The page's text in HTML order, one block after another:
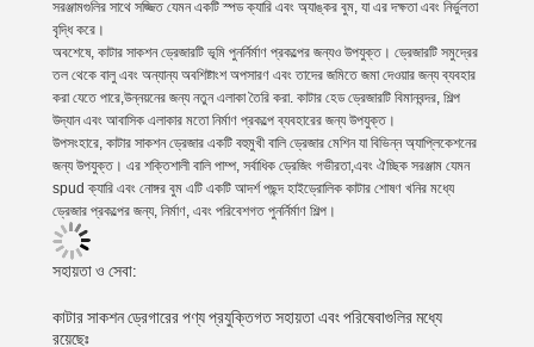
সরঞ্জামগুলির সাথে সজ্জিত যেমন একটি স্পড ক্যারি এবং অ্যাঙ্কর বুম, যা এর দক্ষতা এবং নির্ভুলতা
বৃদ্ধি করে।
অবশেষে, কাটার সাকশন ড্রেজারটি ভূমি পুনর্নির্মাণ প্রকল্পের জন্যও উপযুক্ত। ড্রেজারটি সমুদ্রের
তল থেকে বালু এবং অন্যান্য অবশিষ্টাংশ অপসারণ এবং তাদের জমিতে জমা দেওয়ার জন্য ব্যবহার
করা যেতে পারে,উন্নয়নের জন্য নতুন এলাকা তৈরি করা. কাটার হেড ড্রেজারটি বিমানবন্দর, শিল্প
উদ্যান এবং আবাসিক এলাকার মতো নির্মাণ প্রকল্পে ব্যবহারের জন্য উপযুক্ত।
উপসংহারে, কাটার সাকশন ড্রেজার একটি বহুমুখী বালি ড্রেজার মেশিন যা বিভিন্ন অ্যাপ্লিকেশনের
জন্য উপযুক্ত। এর শক্তিশালী বালি পাম্প, সর্বাধিক ড্রেজিং গভীরতা,এবং ঐচ্ছিক সরঞ্জাম যেমন
spud ক্যারি এবং নোঙ্গর বুম এটি একটি আদর্শ পছন্দ হাইড্রোলিক কাটার শোষণ খনির মধ্যে
ড্রেজার প্রকল্পের জন্য, নির্মাণ, এবং পরিবেশগত পুনর্নির্মাণ শিল্প।
সহায়তা ও সেবা:
কাটার সাকশন ড্রেগারের পণ্য প্রযুক্তিগত সহায়তা এবং পরিষেবাগুলির মধ্যে
রয়েছেঃ